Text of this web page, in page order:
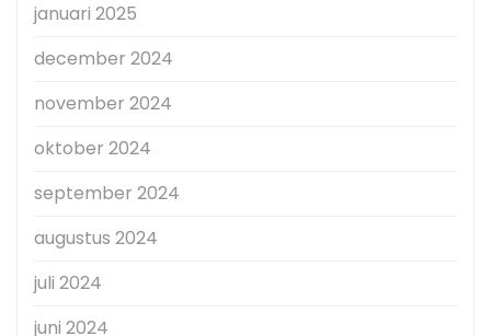
januari 2025
december 2024
november 2024
oktober 2024
september 2024
augustus 2024
juli 2024
juni 2024